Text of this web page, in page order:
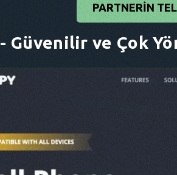
PARTNERIN
- Güvenilir ve Çok